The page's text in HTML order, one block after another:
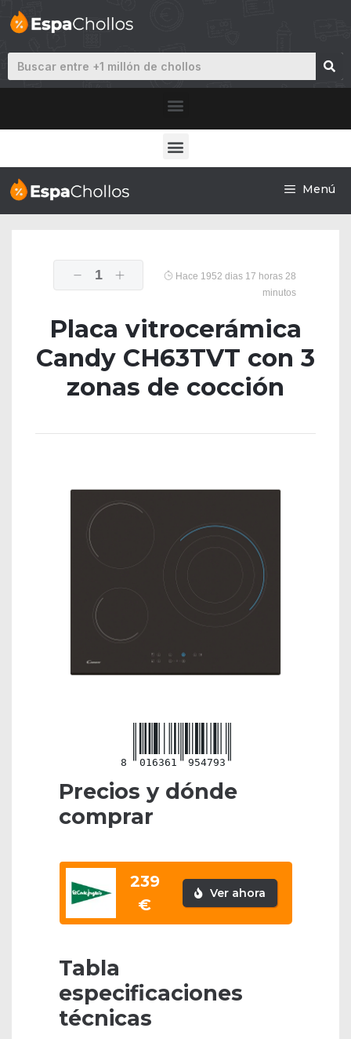
Menú
1
Hace 1952 dias 17 horas 28
minutos
Placa vitrocerámica
Candy CH63TVT con 3
zonas de cocción
8 016361 954793
Precios y dónde
comprar
239
€
Ver ahora
Tabla
especificaciones
técnicas